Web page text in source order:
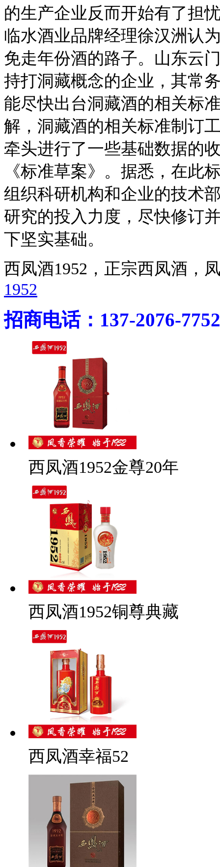
的生产企业反而开始有了担
临水酒业品牌经理徐汉洲认
免走年份酒的路子。山东云
持打洞藏概念的企业，其常
能尽快出台洞藏酒的相关标
解，洞藏酒的相关标准制订
牵头进行了一些基础数据的
《标准草案》。据悉，在此
组织科研机构和企业的技术
研究的投入力度，尽快修订
下坚实基础。
西凤酒1952，正宗西凤酒
1952
招商电话：137-2076-7752
西凤酒1952金尊20年
西凤酒1952铜尊典藏
西凤酒幸福52